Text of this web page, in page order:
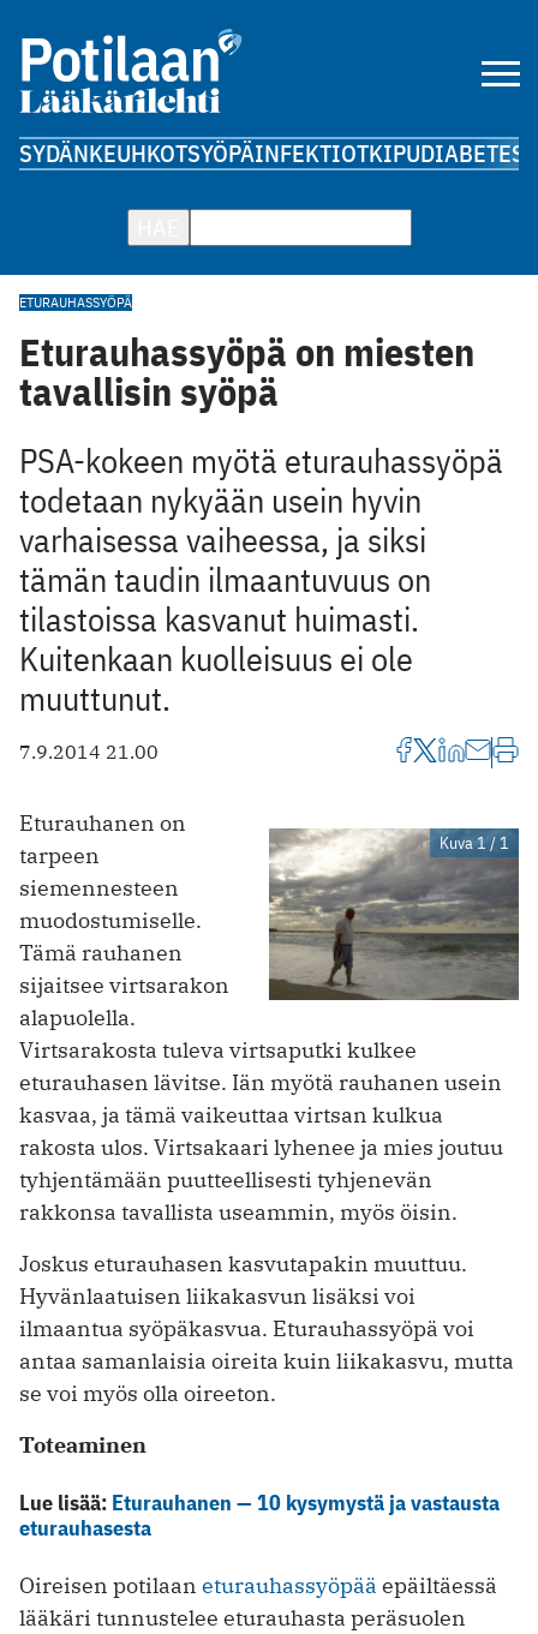
SYDÄNKEUHKOTSYÖPÄINFEKTIOTKIPUDIABETES
ETURAUHASSYÖPÄ
Eturauhassyöpä on miesten
tavallisin syöpä
PSA-kokeen myötä eturauhassyöpä
todetaan nykyään usein hyvin
varhaisessa vaiheessa, ja siksi
tämän taudin ilmaantuvuus on
tilastoissa kasvanut huimasti.
Kuitenkaan kuolleisuus ei ole
muuttunut.
7.9.2014 21.00
Kuva 1 / 1
Eturauhanen on
tarpeen
siemennesteen
muodostumiselle.
Tämä rauhanen
sijaitsee virtsarakon
alapuolella.
Virtsarakosta tuleva virtsaputki kulkee
eturauhasen lävitse. Iän myötä rauhanen usein
kasvaa, ja tämä vaikeuttaa virtsan kulkua
rakosta ulos. Virtsakaari lyhenee ja mies joutuu
tyhjentämään puutteellisesti tyhjenevän
rakkonsa tavallista useammin, myös öisin.
Joskus eturauhasen kasvutapakin muuttuu.
Hyvänlaatuisen liikakasvun lisäksi voi
ilmaantua syöpäkasvua. Eturauhassyöpä voi
antaa samanlaisia oireita kuin liikakasvu, mutta
se voi myös olla oireeton.
Toteaminen
Lue lisää: Eturauhanen — 10 kysymystä ja vastausta
eturauhasesta
Oireisen potilaan eturauhassyöpää epäiltäessä
lääkäri tunnustelee eturauhasta peräsuolen